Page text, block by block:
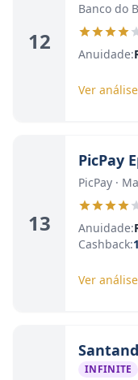
12
Banco do
Anuidade:
Ver
13
PicPay
PicPay ·
Anuidade:
Cashback:
Ver
INFINITE